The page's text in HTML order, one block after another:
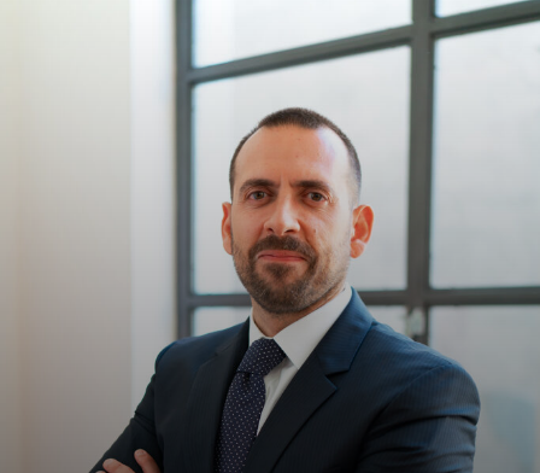
Daily
News
24